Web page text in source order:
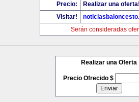
Precio:
Realizar una
Visitar!
Serán consideradas
Realizar una Oferta
Precio Ofrecido $